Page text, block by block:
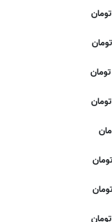
تومان